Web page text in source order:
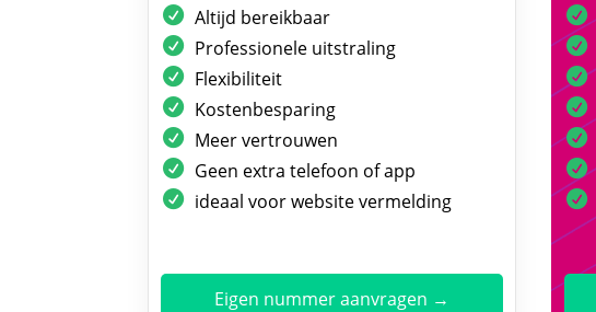
Altijd bereikbaar
Professionele uitstraling
Flexibiliteit
Kostenbesparing
Meer vertrouwen
Geen extra telefoon of app
ideaal voor website vermelding
Eigen nummer aanvragen →